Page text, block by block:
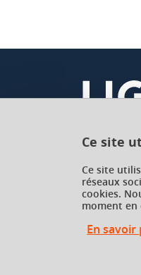
Ce site
Ce site
réseaux
cookies.
moment en
En
Université
621
38400
France